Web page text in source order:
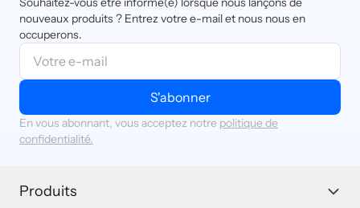
nouveaux produits ? Entrez votre e-mail et nous nous en
occuperons.
S'abonner
En vous abonnant, vous acceptez notre politique de
confidentialité.
Produits